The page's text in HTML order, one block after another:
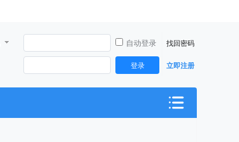
自动登录 找回密码
登录 立即注册